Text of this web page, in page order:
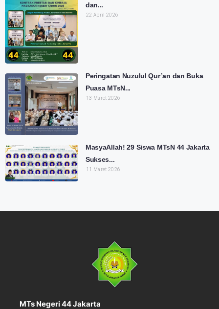
dan...
22 April 2026
Peringatan Nuzulul Qur’an dan Buka
Puasa MTsN...
13 Maret 2026
MasyaAllah! 29 Siswa MTsN 44 Jakarta
Sukses...
11 Maret 2026
MTs Negeri 44 Jakarta